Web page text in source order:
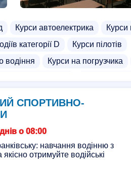
Курси автоелектрика
Курси
категорії D
Курси пілотів
водіння Курси на погрузчика
СПОРТИВНО-
о 08:00
навчання водінню з
отримуйте водійські